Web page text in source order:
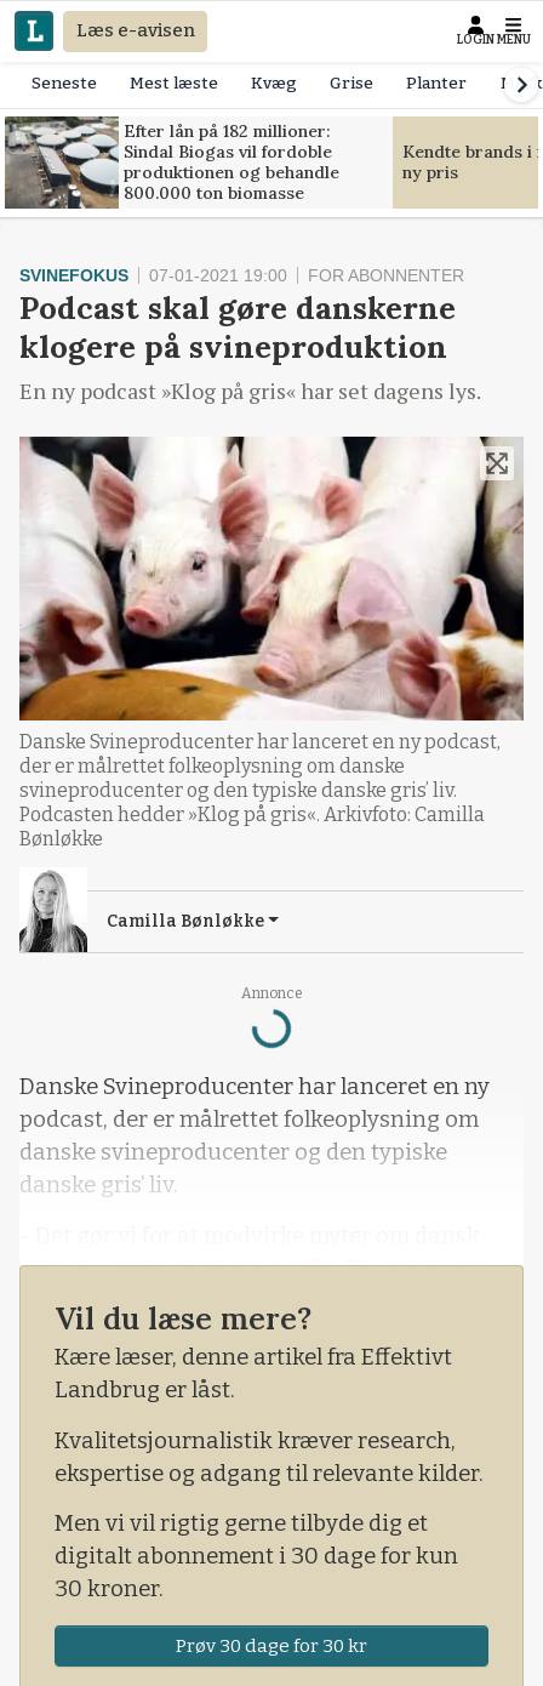
Læs e-avisen LOGIN MENU
Seneste Mest læste Kvæg Grise Planter
Efter lån på 182 millioner:
Sindal Biogas vil fordoble
produktionen og behandle
800.000 ton biomasse
Kendte brands i
ny pris
Annonce
Loading...
SVINEFOKUS 07-01-2021 19:00 FOR ABONNENTER
Podcast skal gøre danskerne
klogere på svineproduktion
En ny podcast »Klog på gris« har set dagens lys.
Danske Svineproducenter har lanceret en ny podcast,
der er målrettet folkeoplysning om danske
svineproducenter og den typiske danske gris’ liv.
Podcasten hedder »Klog på gris«. Arkivfoto: Camilla
Bønløkke
Camilla Bønløkke
Danske Svineproducenter har lanceret en ny
podcast, der er målrettet folkeoplysning om
danske svineproducenter og den typiske
danske gris’ liv.
svineproduktion, forklarer Per Bardrum, der er
direktør i Danske Svineproducenter.
Vil du læse mere?
Kære læser, denne artikel fra Effektivt
Landbrug er låst.
Kvalitetsjournalistik kræver research,
ekspertise og adgang til relevante kilder.
Men vi vil rigtig gerne tilbyde dig et
digitalt abonnement i 30 dage for kun
30 kroner.
Prøv 30 dage for 30 kr